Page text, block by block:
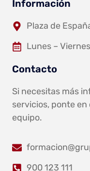
Información
Plaza de
Lunes – Viernes
Contacto
Si necesitas más
servicios, ponte
equipo.
900 123 111